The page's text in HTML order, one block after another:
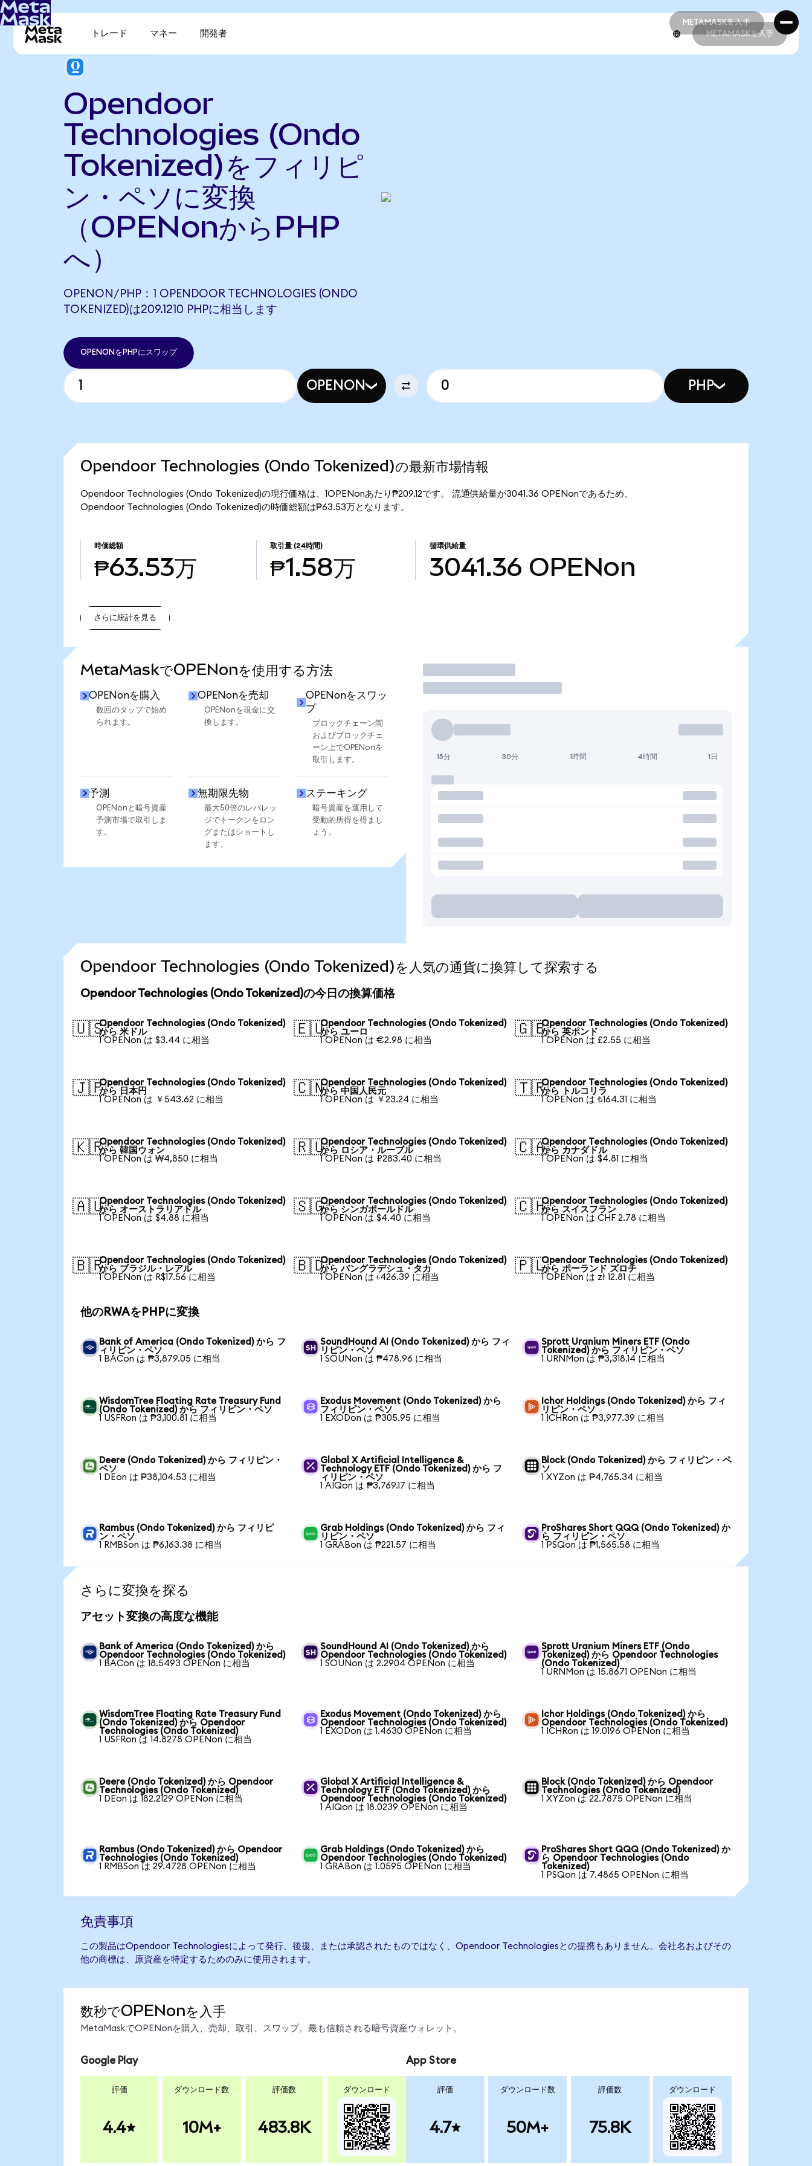
METAMASKを入手
METAMASKを入手
トレード マネー 開発者 METAMASKを入手
Opendoor
Technologies (Ondo
Tokenized)をフィリピ
ン・ペソに変換
（OPENonからPHP
へ）
OPENON/PHP：1 OPENDOOR TECHNOLOGIES (ONDO
TOKENIZED)は209.1210 PHPに相当します
OPENONをPHPにスワップ
OPENON PHP
Opendoor Technologies (Ondo Tokenized)の最新市場情報
Opendoor Technologies (Ondo Tokenized)の現行価格は、1OPENonあたり₱209.12です。 流通供給量が3041.36 OPENonであるため、
Opendoor Technologies (Ondo Tokenized)の時価総額は₱63.53万となります。
時価総額
₱63.53万
取引量 (24時間)
₱1.58万
循環供給量
3041.36 OPENon
さらに統計を見る
MetaMaskでOPENonを使用する方法
OPENonを購入
数回のタップで始め
られます。
OPENonを売却
OPENonを現金に交
換します。
OPENonをスワッ
プ
ブロックチェーン間
およびブロックチェ
ーン上でOPENonを
取引します。
予測
OPENonと暗号資産
予測市場で取引しま
す。
無期限先物
最大50倍のレバレッ
ジでトークンをロン
グまたはショートし
ます。
ステーキング
暗号資産を運用して
受動的所得を得まし
ょう。
取引
15分 30分 1時間 4時間 1日
Opendoor Technologies (Ondo Tokenized)を人気の通貨に換算して探索する
Opendoor Technologies (Ondo Tokenized)の今日の換算価格
🇺🇸Opendoor Technologies (Ondo Tokenized)
から 米ドル
1 OPENon は $3.44 に相当
🇪🇺Opendoor Technologies (Ondo Tokenized)
から ユーロ
1 OPENon は €2.98 に相当
🇬🇧Opendoor Technologies (Ondo Tokenized)
から 英ポンド
1 OPENon は £2.55 に相当
🇯🇵Opendoor Technologies (Ondo Tokenized)
から 日本円
1 OPENon は ￥543.62 に相当
🇨🇳Opendoor Technologies (Ondo Tokenized)
から 中国人民元
1 OPENon は ￥23.24 に相当
🇹🇷Opendoor Technologies (Ondo Tokenized)
から トルコリラ
1 OPENon は ₺164.31 に相当
🇰🇷Opendoor Technologies (Ondo Tokenized)
から 韓国ウォン
1 OPENon は ₩4,850 に相当
🇷🇺Opendoor Technologies (Ondo Tokenized)
から ロシア・ルーブル
1 OPENon は ₽283.40 に相当
🇨🇦Opendoor Technologies (Ondo Tokenized)
から カナダドル
1 OPENon は $4.81 に相当
🇦🇺Opendoor Technologies (Ondo Tokenized)
から オーストラリアドル
1 OPENon は $4.88 に相当
🇸🇬Opendoor Technologies (Ondo Tokenized)
から シンガポールドル
1 OPENon は $4.40 に相当
🇨🇭Opendoor Technologies (Ondo Tokenized)
から スイスフラン
1 OPENon は CHF 2.78 に相当
🇧🇷Opendoor Technologies (Ondo Tokenized)
から ブラジル・レアル
1 OPENon は R$17.56 に相当
🇧🇩Opendoor Technologies (Ondo Tokenized)
から バングラデシュ・タカ
1 OPENon は ৳426.39 に相当
🇵🇱Opendoor Technologies (Ondo Tokenized)
から ポーランド ズロチ
1 OPENon は zł 12.81 に相当
他のRWAをPHPに変換
Bank of America (Ondo Tokenized) から フ
ィリピン・ペソ
1 BACon は ₱3,879.05 に相当
SoundHound AI (Ondo Tokenized) から フィ
リピン・ペソ
1 SOUNon は ₱478.96 に相当
Sprott Uranium Miners ETF (Ondo
Tokenized) から フィリピン・ペソ
1 URNMon は ₱3,318.14 に相当
WisdomTree Floating Rate Treasury Fund
(Ondo Tokenized) から フィリピン・ペソ
1 USFRon は ₱3,100.81 に相当
Exodus Movement (Ondo Tokenized) から
フィリピン・ペソ
1 EXODon は ₱305.95 に相当
Ichor Holdings (Ondo Tokenized) から フィ
リピン・ペソ
1 ICHRon は ₱3,977.39 に相当
Deere (Ondo Tokenized) から フィリピン・
ペソ
1 DEon は ₱38,104.53 に相当
Global X Artificial Intelligence &
Technology ETF (Ondo Tokenized) から フ
ィリピン・ペソ
1 AIQon は ₱3,769.17 に相当
Block (Ondo Tokenized) から フィリピン・ペ
ソ
1 XYZon は ₱4,765.34 に相当
Rambus (Ondo Tokenized) から フィリピ
ン・ペソ
1 RMBSon は ₱6,163.38 に相当
Grab Holdings (Ondo Tokenized) から フィ
リピン・ペソ
1 GRABon は ₱221.57 に相当
ProShares Short QQQ (Ondo Tokenized) か
ら フィリピン・ペソ
1 PSQon は ₱1,565.58 に相当
さらに変換を探る
アセット変換の高度な機能
Bank of America (Ondo Tokenized) から
Opendoor Technologies (Ondo Tokenized)
1 BACon は 18.5493 OPENon に相当
SoundHound AI (Ondo Tokenized) から
Opendoor Technologies (Ondo Tokenized)
1 SOUNon は 2.2904 OPENon に相当
Sprott Uranium Miners ETF (Ondo
Tokenized) から Opendoor Technologies
(Ondo Tokenized)
1 URNMon は 15.8671 OPENon に相当
WisdomTree Floating Rate Treasury Fund
(Ondo Tokenized) から Opendoor
Technologies (Ondo Tokenized)
1 USFRon は 14.8278 OPENon に相当
Exodus Movement (Ondo Tokenized) から
Opendoor Technologies (Ondo Tokenized)
1 EXODon は 1.4630 OPENon に相当
Ichor Holdings (Ondo Tokenized) から
Opendoor Technologies (Ondo Tokenized)
1 ICHRon は 19.0196 OPENon に相当
Deere (Ondo Tokenized) から Opendoor
Technologies (Ondo Tokenized)
1 DEon は 182.2129 OPENon に相当
Global X Artificial Intelligence &
Technology ETF (Ondo Tokenized) から
Opendoor Technologies (Ondo Tokenized)
1 AIQon は 18.0239 OPENon に相当
Block (Ondo Tokenized) から Opendoor
Technologies (Ondo Tokenized)
1 XYZon は 22.7875 OPENon に相当
Rambus (Ondo Tokenized) から Opendoor
Technologies (Ondo Tokenized)
1 RMBSon は 29.4728 OPENon に相当
Grab Holdings (Ondo Tokenized) から
Opendoor Technologies (Ondo Tokenized)
1 GRABon は 1.0595 OPENon に相当
ProShares Short QQQ (Ondo Tokenized) か
ら Opendoor Technologies (Ondo
Tokenized)
1 PSQon は 7.4865 OPENon に相当
免責事項
この製品はOpendoor Technologiesによって発行、後援、または承認されたものではなく、Opendoor Technologiesとの提携もありません。会社名およびその
他の商標は、原資産を特定するためのみに使用されます。
数秒でOPENonを入手
MetaMaskでOPENonを購入、売却、取引、スワップ。最も信頼される暗号資産ウォレット。
Google Play
評価
4.4
ダウンロード数
10M+
評価数
483.8K
ダウンロード
App Store
評価
4.7
ダウンロード数
50M+
評価数
75.8K
ダウンロード